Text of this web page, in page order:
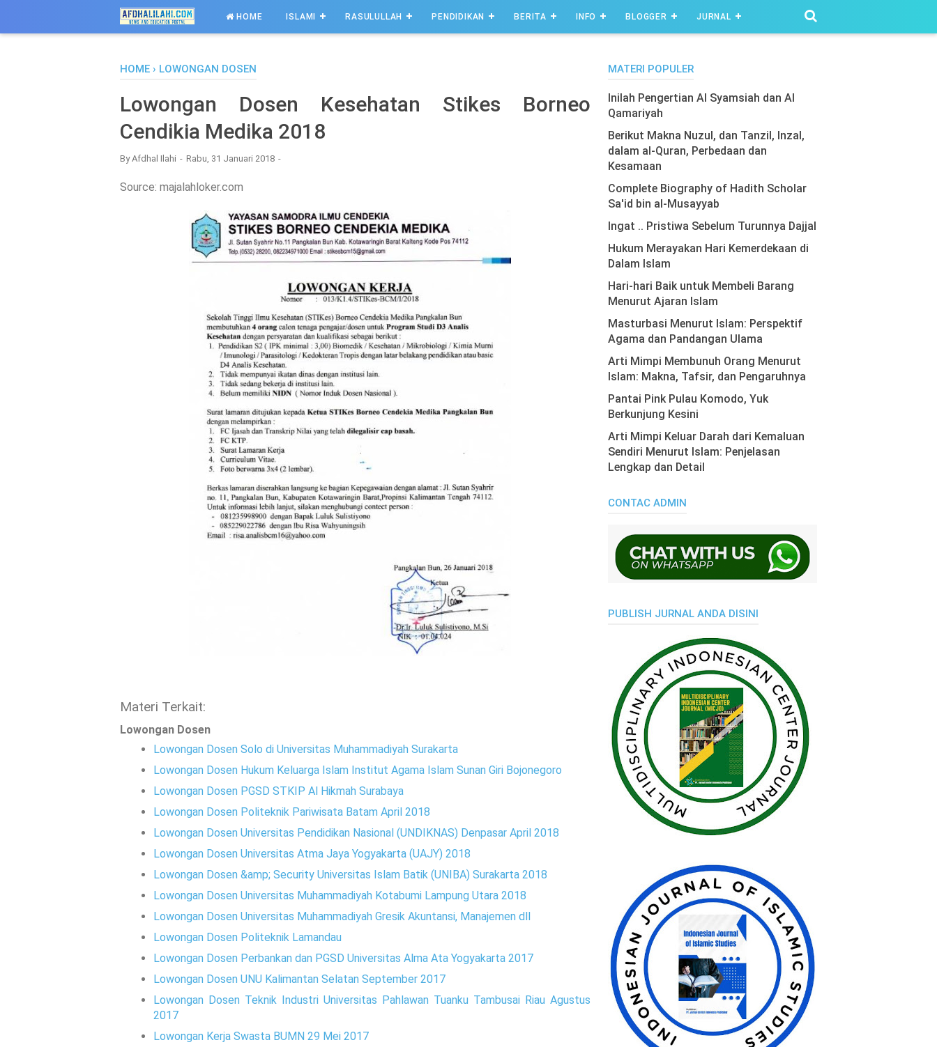
HOME ISLAMI RASULULLAH PENDIDIKAN BERITA INFO BLOGGER JURNAL
HOME › LOWONGAN DOSEN
Lowongan Dosen Kesehatan Stikes Borneo
Cendikia Medika 2018
ByAfdhal Ilahi Rabu, 31 Januari 2018
Source: majalahloker.com
Materi Terkait:
Lowongan Dosen
Lowongan Dosen Solo di Universitas Muhammadiyah Surakarta
Lowongan Dosen Hukum Keluarga Islam Institut Agama Islam Sunan Giri Bojonegoro
Lowongan Dosen PGSD STKIP Al Hikmah Surabaya
Lowongan Dosen Politeknik Pariwisata Batam April 2018
Lowongan Dosen Universitas Pendidikan Nasional (UNDIKNAS) Denpasar April 2018
Lowongan Dosen Universitas Atma Jaya Yogyakarta (UAJY) 2018
Lowongan Dosen &amp; Security Universitas Islam Batik (UNIBA) Surakarta 2018
Lowongan Dosen Universitas Muhammadiyah Kotabumi Lampung Utara 2018
Lowongan Dosen Universitas Muhammadiyah Gresik Akuntansi, Manajemen dll
Lowongan Dosen Politeknik Lamandau
Lowongan Dosen Perbankan dan PGSD Universitas Alma Ata Yogyakarta 2017
Lowongan Dosen UNU Kalimantan Selatan September 2017
Lowongan Dosen Teknik Industri Universitas Pahlawan Tuanku Tambusai Riau Agustus
2017
Lowongan Kerja Swasta BUMN 29 Mei 2017
MATERI POPULER
Inilah Pengertian Al Syamsiah dan Al
Qamariyah
Berikut Makna Nuzul, dan Tanzil, Inzal,
dalam al-Quran, Perbedaan dan
Kesamaan
Complete Biography of Hadith Scholar
Sa'id bin al-Musayyab
Ingat .. Pristiwa Sebelum Turunnya Dajjal
Hukum Merayakan Hari Kemerdekaan di
Dalam Islam
Hari-hari Baik untuk Membeli Barang
Menurut Ajaran Islam
Masturbasi Menurut Islam: Perspektif
Agama dan Pandangan Ulama
Arti Mimpi Membunuh Orang Menurut
Islam: Makna, Tafsir, dan Pengaruhnya
Pantai Pink Pulau Komodo, Yuk
Berkunjung Kesini
Arti Mimpi Keluar Darah dari Kemaluan
Sendiri Menurut Islam: Penjelasan
Lengkap dan Detail
CONTAC ADMIN
PUBLISH JURNAL ANDA DISINI